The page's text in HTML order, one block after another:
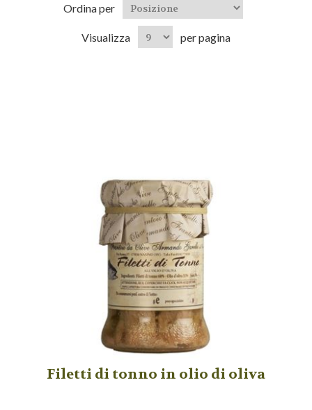
Ordina per
Visualizza per pagina
Filetti di tonno in olio di oliva